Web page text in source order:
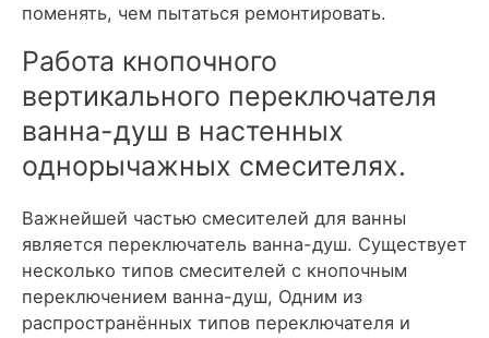
поменять, чем пытаться ремонтировать.
Работа кнопочного
вертикального переключателя
ванна-душ в настенных
однорычажных смесителях.
Важнейшей частью смесителей для ванны
является переключатель ванна-душ. Существует
несколько типов смесителей с кнопочным
переключением ванна-душ, Одним из
распространённых типов переключателя и